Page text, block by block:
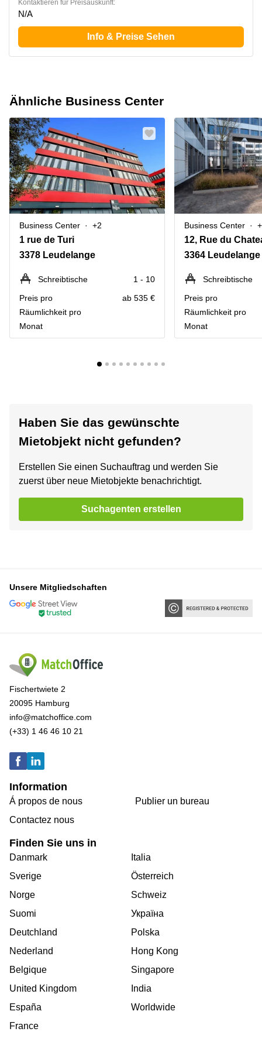
Kontaktieren für Preisauskunft:
N/A
Info & Preise Sehen
Ähnliche Business Center
Business Center +2
1 rue de Turi
3378 Leudelange
Schreibtische
1 - 10
Preis pro
Räumlichkeit pro
Monat
ab 535 €
Business Center
12, Rue du
3364 Leudelange
Schreibtische
Preis pro
Räumlichkeit pro
Monat
Haben Sie das gewünschte
Mietobjekt nicht gefunden?
Erstellen Sie einen Suchauftrag und werden Sie
zuerst über neue Mietobjekte benachrichtigt.
Suchagenten erstellen
Unsere Mitgliedschaften
Fischertwiete 2
20095 Hamburg
info@matchoffice.com
(+33) 1 46 46 10 21
Information
Á propos de nous
Contactez nous
Publier un bureau
Finden Sie uns in
Danmark
Sverige
Norge
Suomi
Deutchland
Nederland
Belgique
United Kingdom
España
France
Italia
Österreich
Schweiz
Україна
Polska
Hong Kong
Singapore
India
Worldwide